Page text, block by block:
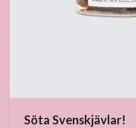
Söta Svenskjävlar!